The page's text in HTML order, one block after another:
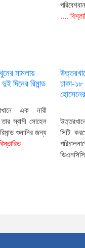
....
মামলায়
দিনের রিমান্ড
এক নারী
স্বামী সোহেল
শুনানির জন্য
ঢাকা-
সিটি